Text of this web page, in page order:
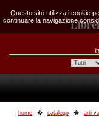
home catalogo arti
Questo sito utilizza i cookie
continuare la navigazione